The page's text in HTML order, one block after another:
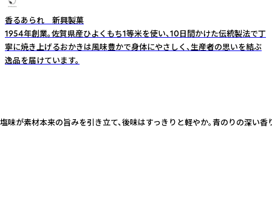
香るあられ 新興製菓
1954年創業。佐賀県産ひよくもち1等米を使い、10日間かけた伝統製法で丁
寧に焼き上げるおかきは風味豊かで身体にやさしく、生産者の思いを結ぶ
逸品を届けています。
本来の旨みを引き立て、後味はすっきりと軽やか。青のりの深